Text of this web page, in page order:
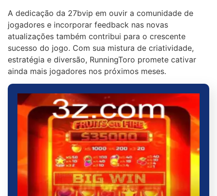
A dedicação da 27bvip em ouvir a comunidade de
jogadores e incorporar feedback nas novas
atualizações também contribui para o crescente
sucesso do jogo. Com sua mistura de criatividade,
estratégia e diversão, RunningToro promete cativar
ainda mais jogadores nos próximos meses.